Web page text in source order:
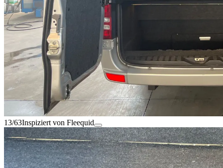
13/63Inspiziert von Fleequid